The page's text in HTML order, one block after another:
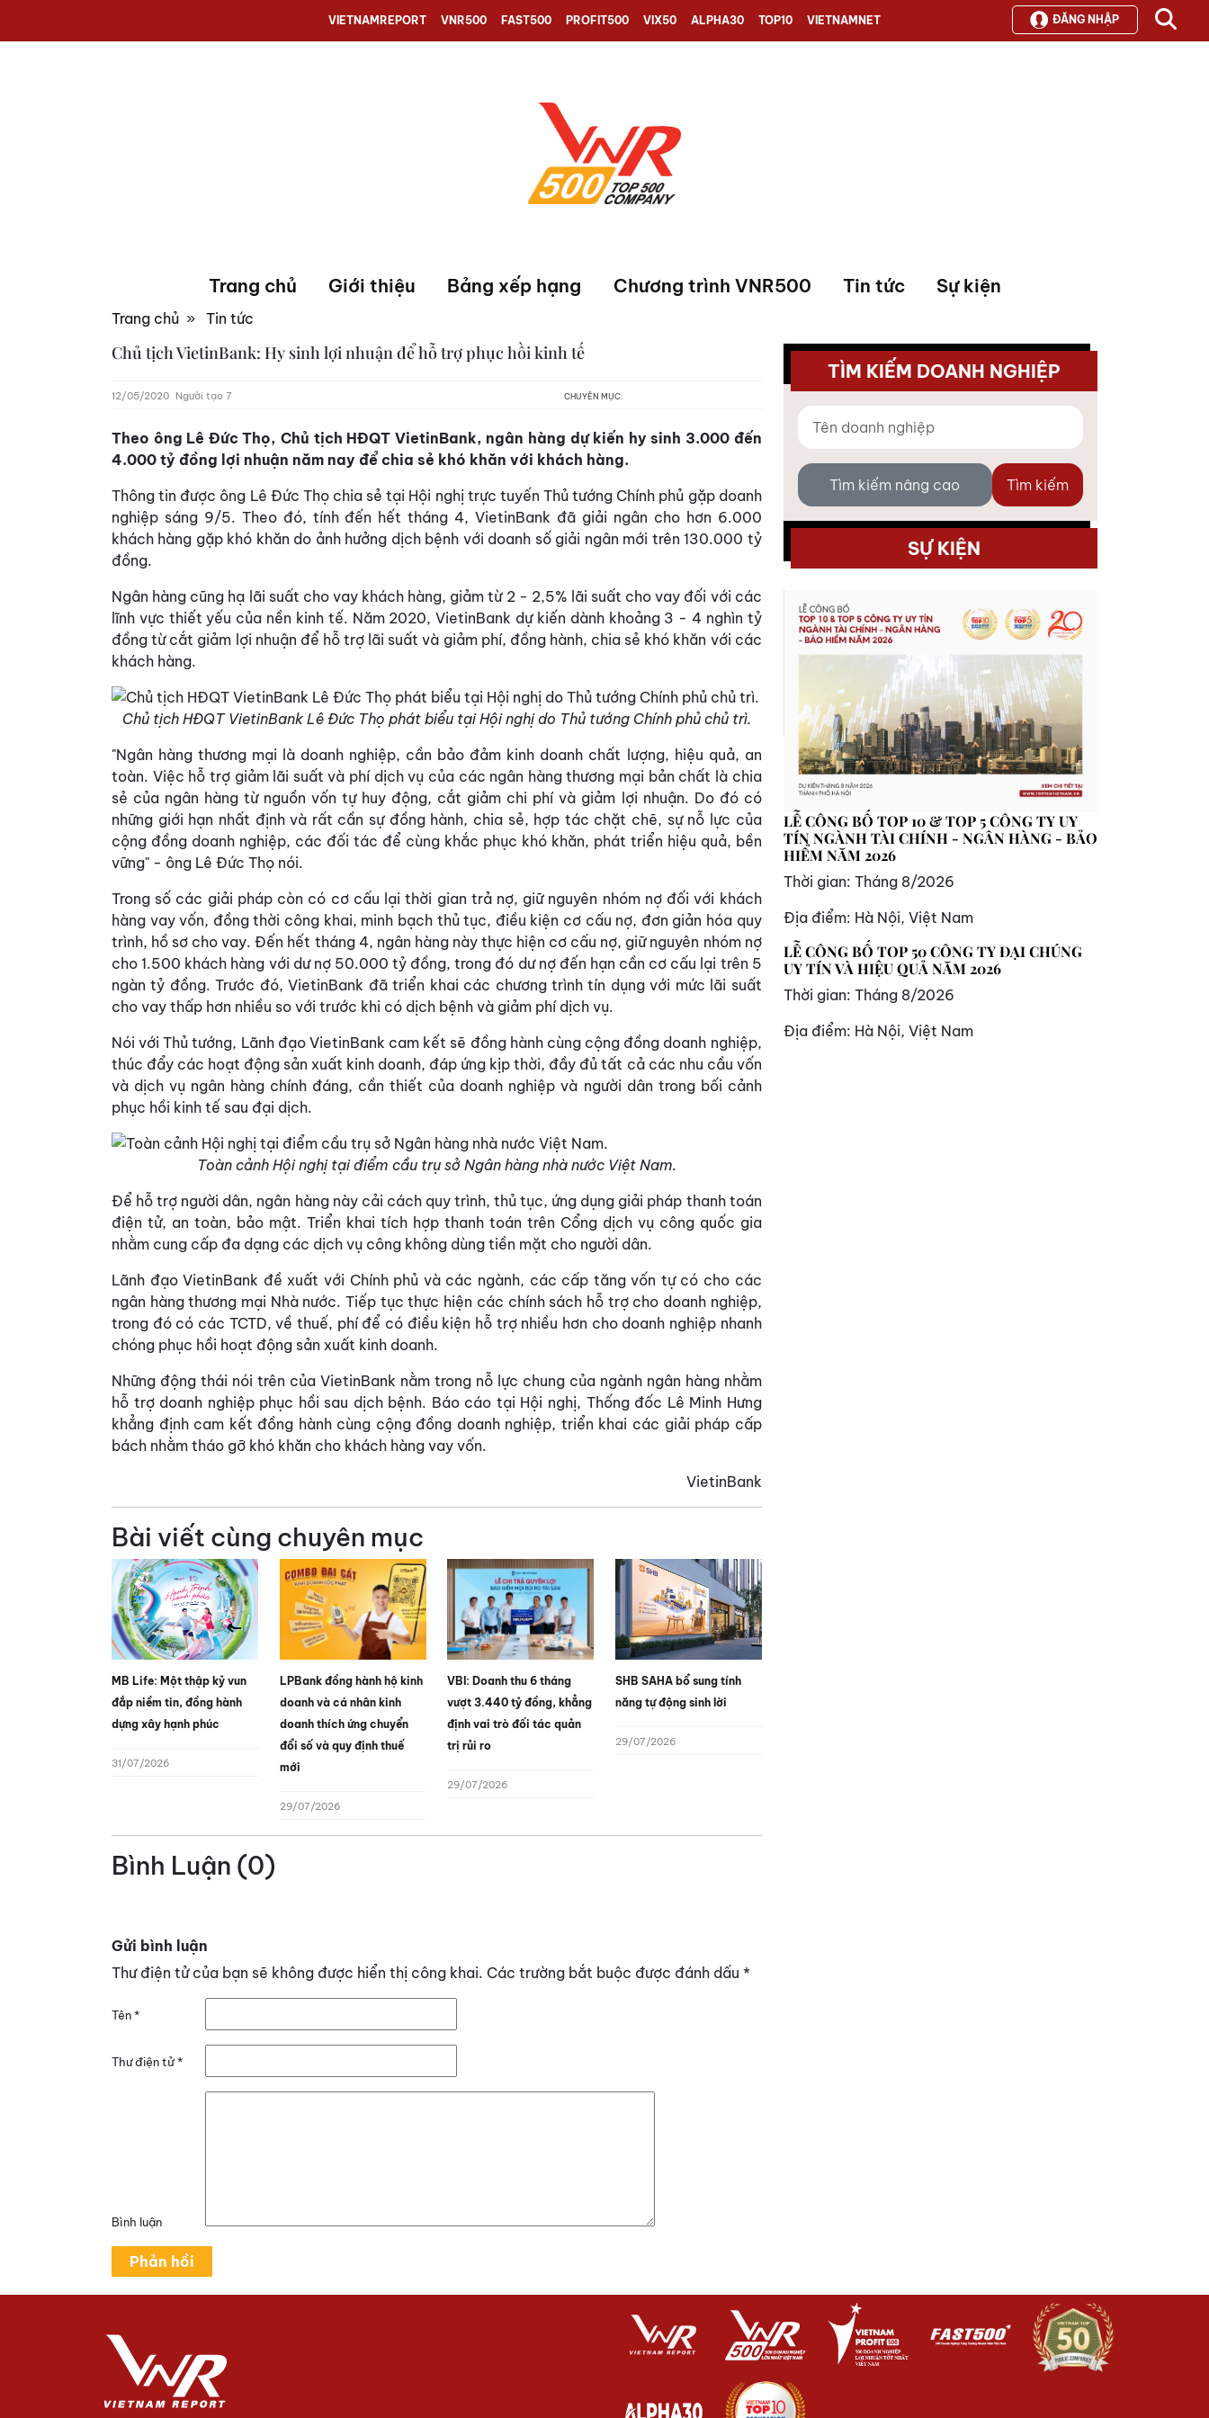
VIETNAMREPORT VNR500 FAST500 PROFIT500 VIX50 ALPHA30 TOP10 VIETNAMNET ĐĂNG NHẬP
Trang chủ Giới thiệu Bảng xếp hạng Chương trình VNR500 Tin tức Sự kiện
Trang chủ » Tin tức
Chủ tịch VietinBank: Hy sinh lợi nhuận để hỗ trợ phục hồi kinh tế
12/05/2020 Người tạo 7 CHUYÊN MỤC:
Theo ông Lê Đức Thọ, Chủ tịch HĐQT VietinBank, ngân hàng dự kiến hy sinh 3.000 đến
4.000 tỷ đồng lợi nhuận năm nay để chia sẻ khó khăn với khách hàng.
Thông tin được ông Lê Đức Thọ chia sẻ tại Hội nghị trực tuyến Thủ tướng Chính phủ gặp doanh
nghiệp sáng 9/5. Theo đó, tính đến hết tháng 4, VietinBank đã giải ngân cho hơn 6.000
khách hàng gặp khó khăn do ảnh hưởng dịch bệnh với doanh số giải ngân mới trên 130.000 tỷ
đồng.
Ngân hàng cũng hạ lãi suất cho vay khách hàng, giảm từ 2 - 2,5% lãi suất cho vay đối với các
lĩnh vực thiết yếu của nền kinh tế. Năm 2020, VietinBank dự kiến dành khoảng 3 - 4 nghìn tỷ
đồng từ cắt giảm lợi nhuận để hỗ trợ lãi suất và giảm phí, đồng hành, chia sẻ khó khăn với các
khách hàng.
Chủ tịch HĐQT VietinBank Lê Đức Thọ phát biểu tại Hội nghị do Thủ tướng Chính phủ chủ trì.
"Ngân hàng thương mại là doanh nghiệp, cần bảo đảm kinh doanh chất lượng, hiệu quả, an
toàn. Việc hỗ trợ giảm lãi suất và phí dịch vụ của các ngân hàng thương mại bản chất là chia
sẻ của ngân hàng từ nguồn vốn tự huy động, cắt giảm chi phí và giảm lợi nhuận. Do đó có
những giới hạn nhất định và rất cần sự đồng hành, chia sẻ, hợp tác chặt chẽ, sự nỗ lực của
cộng đồng doanh nghiệp, các đối tác để cùng khắc phục khó khăn, phát triển hiệu quả, bền
vững" - ông Lê Đức Thọ nói.
Trong số các giải pháp còn có cơ cấu lại thời gian trả nợ, giữ nguyên nhóm nợ đối với khách
hàng vay vốn, đồng thời công khai, minh bạch thủ tục, điều kiện cơ cấu nợ, đơn giản hóa quy
trình, hồ sơ cho vay. Đến hết tháng 4, ngân hàng này thực hiện cơ cấu nợ, giữ nguyên nhóm nợ
cho 1.500 khách hàng với dư nợ 50.000 tỷ đồng, trong đó dư nợ đến hạn cần cơ cấu lại trên 5
ngàn tỷ đồng. Trước đó, VietinBank đã triển khai các chương trình tín dụng với mức lãi suất
cho vay thấp hơn nhiều so với trước khi có dịch bệnh và giảm phí dịch vụ.
Nói với Thủ tướng, Lãnh đạo VietinBank cam kết sẽ đồng hành cùng cộng đồng doanh nghiệp,
thúc đẩy các hoạt động sản xuất kinh doanh, đáp ứng kịp thời, đầy đủ tất cả các nhu cầu vốn
và dịch vụ ngân hàng chính đáng, cần thiết của doanh nghiệp và người dân trong bối cảnh
phục hồi kinh tế sau đại dịch.
Toàn cảnh Hội nghị tại điểm cầu trụ sở Ngân hàng nhà nước Việt Nam.
Để hỗ trợ người dân, ngân hàng này cải cách quy trình, thủ tục, ứng dụng giải pháp thanh toán
điện tử, an toàn, bảo mật. Triển khai tích hợp thanh toán trên Cổng dịch vụ công quốc gia
nhằm cung cấp đa dạng các dịch vụ công không dùng tiền mặt cho người dân.
Lãnh đạo VietinBank đề xuất với Chính phủ và các ngành, các cấp tăng vốn tự có cho các
ngân hàng thương mại Nhà nước. Tiếp tục thực hiện các chính sách hỗ trợ cho doanh nghiệp,
trong đó có các TCTD, về thuế, phí để có điều kiện hỗ trợ nhiều hơn cho doanh nghiệp nhanh
chóng phục hồi hoạt động sản xuất kinh doanh.
Những động thái nói trên của VietinBank nằm trong nỗ lực chung của ngành ngân hàng nhằm
hỗ trợ doanh nghiệp phục hồi sau dịch bệnh. Báo cáo tại Hội nghị, Thống đốc Lê Minh Hưng
khẳng định cam kết đồng hành cùng cộng đồng doanh nghiệp, triển khai các giải pháp cấp
bách nhằm tháo gỡ khó khăn cho khách hàng vay vốn.
VietinBank
Bài viết cùng chuyên mục
MB Life: Một thập kỷ vun
đắp niềm tin, đồng hành
dựng xây hạnh phúc
31/07/2026
LPBank đồng hành hộ kinh
doanh và cá nhân kinh
doanh thích ứng chuyển
đổi số và quy định thuế
mới
29/07/2026
VBI: Doanh thu 6 tháng
vượt 3.440 tỷ đồng, khẳng
định vai trò đối tác quản
trị rủi ro
29/07/2026
SHB SAHA bổ sung tính
năng tự động sinh lời
29/07/2026
Bình Luận (0)
Gửi bình luận
Thư điện tử của bạn sẽ không được hiển thị công khai. Các trường bắt buộc được đánh dấu *
Tên*
Thư điện tử*
Bình luận
TÌM KIẾM DOANH NGHIỆP
Tìm kiếm nâng cao Tìm kiếm
SỰ KIỆN
LỄ CÔNG BỐ TOP 10 & TOP 5 CÔNG TY UY
TÍN NGÀNH TÀI CHÍNH - NGÂN HÀNG - BẢO
HIỂM NĂM 2026
Thời gian: Tháng 8/2026
Địa điểm: Hà Nội, Việt Nam
LỄ CÔNG BỐ TOP 50 CÔNG TY ĐẠI CHÚNG
UY TÍN VÀ HIỆU QUẢ NĂM 2026
Thời gian: Tháng 8/2026
Địa điểm: Hà Nội, Việt Nam